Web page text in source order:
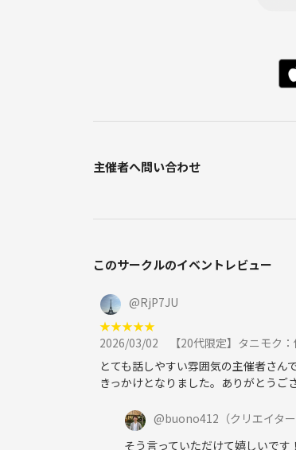
主催者へ問い合わせ
このサークルのイベントレビュー
@RjP7JU
★★★★★
2026/03/02
【20代限定】タニモク
とても話しやすい雰囲気の主催者さん
きっかけとなりました。ありがとうご
@buono412 （クリエイター
そう言っていただけて嬉しいで